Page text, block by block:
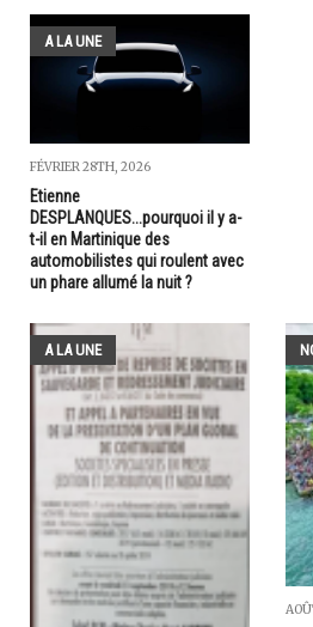
A LA UNE
FÉVRIER 28TH, 2026
Etienne
DESPLANQUES...pourquoi il y a-
t-il en Martinique des
automobilistes qui roulent avec
un phare allumé la nuit ?
A LA UNE